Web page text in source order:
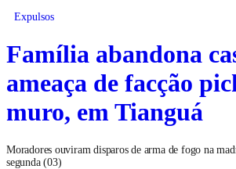
Expulsos
Família abandona
ameaça de facção
muro, em Tianguá
Moradores ouviram disparos de arma de fogo na
segunda (03)